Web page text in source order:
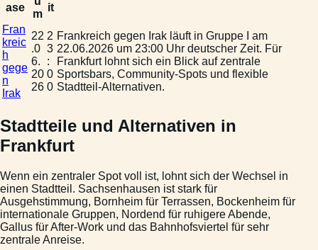
ase
m
it
Fran
kreic
h
gege
n
Irak
22
.0
6.
20
26
2
3
:
0
0
Frankreich gegen Irak läuft in Gruppe I am
22.06.2026 um 23:00 Uhr deutscher Zeit. Für
Frankfurt lohnt sich ein Blick auf zentrale
Sportsbars, Community-Spots und flexible
Stadtteil-Alternativen.
Stadtteile und Alternativen in
Frankfurt
Wenn ein zentraler Spot voll ist, lohnt sich der Wechsel in
einen Stadtteil. Sachsenhausen ist stark für
Ausgehstimmung, Bornheim für Terrassen, Bockenheim für
internationale Gruppen, Nordend für ruhigere Abende,
Gallus für After-Work und das Bahnhofsviertel für sehr
zentrale Anreise.